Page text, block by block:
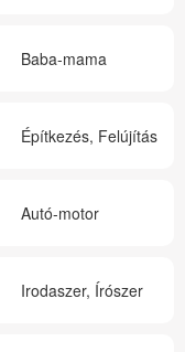
Baba-mama
Építkezés, Felújítás
Autó-motor
Irodaszer, Írószer